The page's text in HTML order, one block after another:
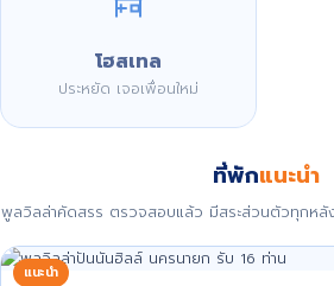
โฮสเทล
ประหยัด เจอเพื่อนใหม่
ที่พักแนะนำ
พูลวิลล่าคัดสรร ตรวจสอบแล้ว มีสระส่วนตัวทุกหลั
แนะนำ